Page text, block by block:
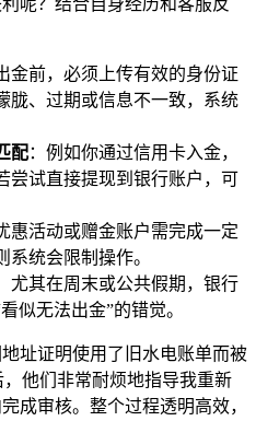
金前，必须上传有效的身份证
胧、过期或信息不一致，系统
配：例如你通过信用卡入金，
尝试直接提现到银行账户，可
惠活动或赠金账户需完成一定
系统会限制操作。
尤其在周末或公共假期，银行
似无法出金”的错觉。
址证明使用了旧水电账单而被
他们非常耐烦地指导我重新
成审核。整个过程透明高效，